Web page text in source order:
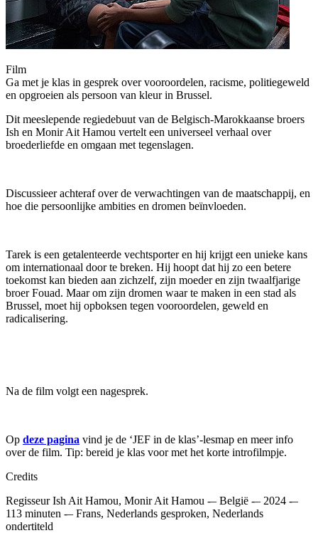
Film
Ga met je klas in gesprek over vooroordelen, racisme, politiegeweld
en opgroeien als persoon van kleur in Brussel.
Dit meeslepende regiedebuut van de Belgisch-Marokkaanse broers
Ish en Monir Ait Hamou vertelt een universeel verhaal over
broederliefde en omgaan met tegenslagen.
Discussieer achteraf over de verwachtingen van de maatschappij, en
hoe die persoonlijke ambities en dromen beïnvloeden.
Tarek is een getalenteerde vechtsporter en hij krijgt een unieke kans
om internationaal door te breken. Hij hoopt dat hij zo een betere
toekomst kan bieden aan zichzelf, zijn moeder en zijn twaalfjarige
broer Fouad. Maar om zijn dromen waar te maken in een stad als
Brussel, moet hij opboksen tegen vooroordelen, geweld en
radicalisering.
Na de film volgt een nagesprek.
Op deze pagina vind je de ‘JEF in de klas’-lesmap en meer info
over de film. Tip: bereid je klas voor met het korte introfilmpje.
Credits
RegisseurIsh Ait Hamou, Monir Ait Hamou -– België -– 2024 -–
113 minuten -– Frans, Nederlands gesproken, Nederlands
ondertiteld